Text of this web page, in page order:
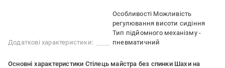
Додаткові характеристики:
Особливості Можливість
регулювання висоти сидіння
Тип підйомного механізму -
пневматичний
Основні характеристики Стілець майстра без спинки Шахи на